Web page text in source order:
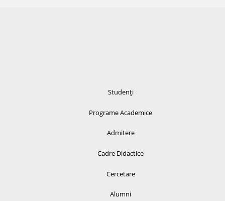
Studenți
Programe Academice
Admitere
Cadre Didactice
Cercetare
Alumni